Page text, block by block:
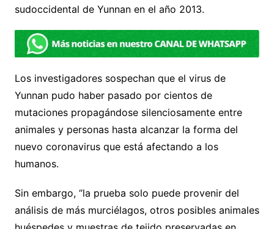
sudoccidental de Yunnan en el año 2013.
Los investigadores sospechan que el virus de
Yunnan pudo haber pasado por cientos de
mutaciones propagándose silenciosamente entre
animales y personas hasta alcanzar la forma del
nuevo coronavirus que está afectando a los
humanos.
Sin embargo, “la prueba solo puede provenir del
análisis de más murciélagos, otros posibles animales